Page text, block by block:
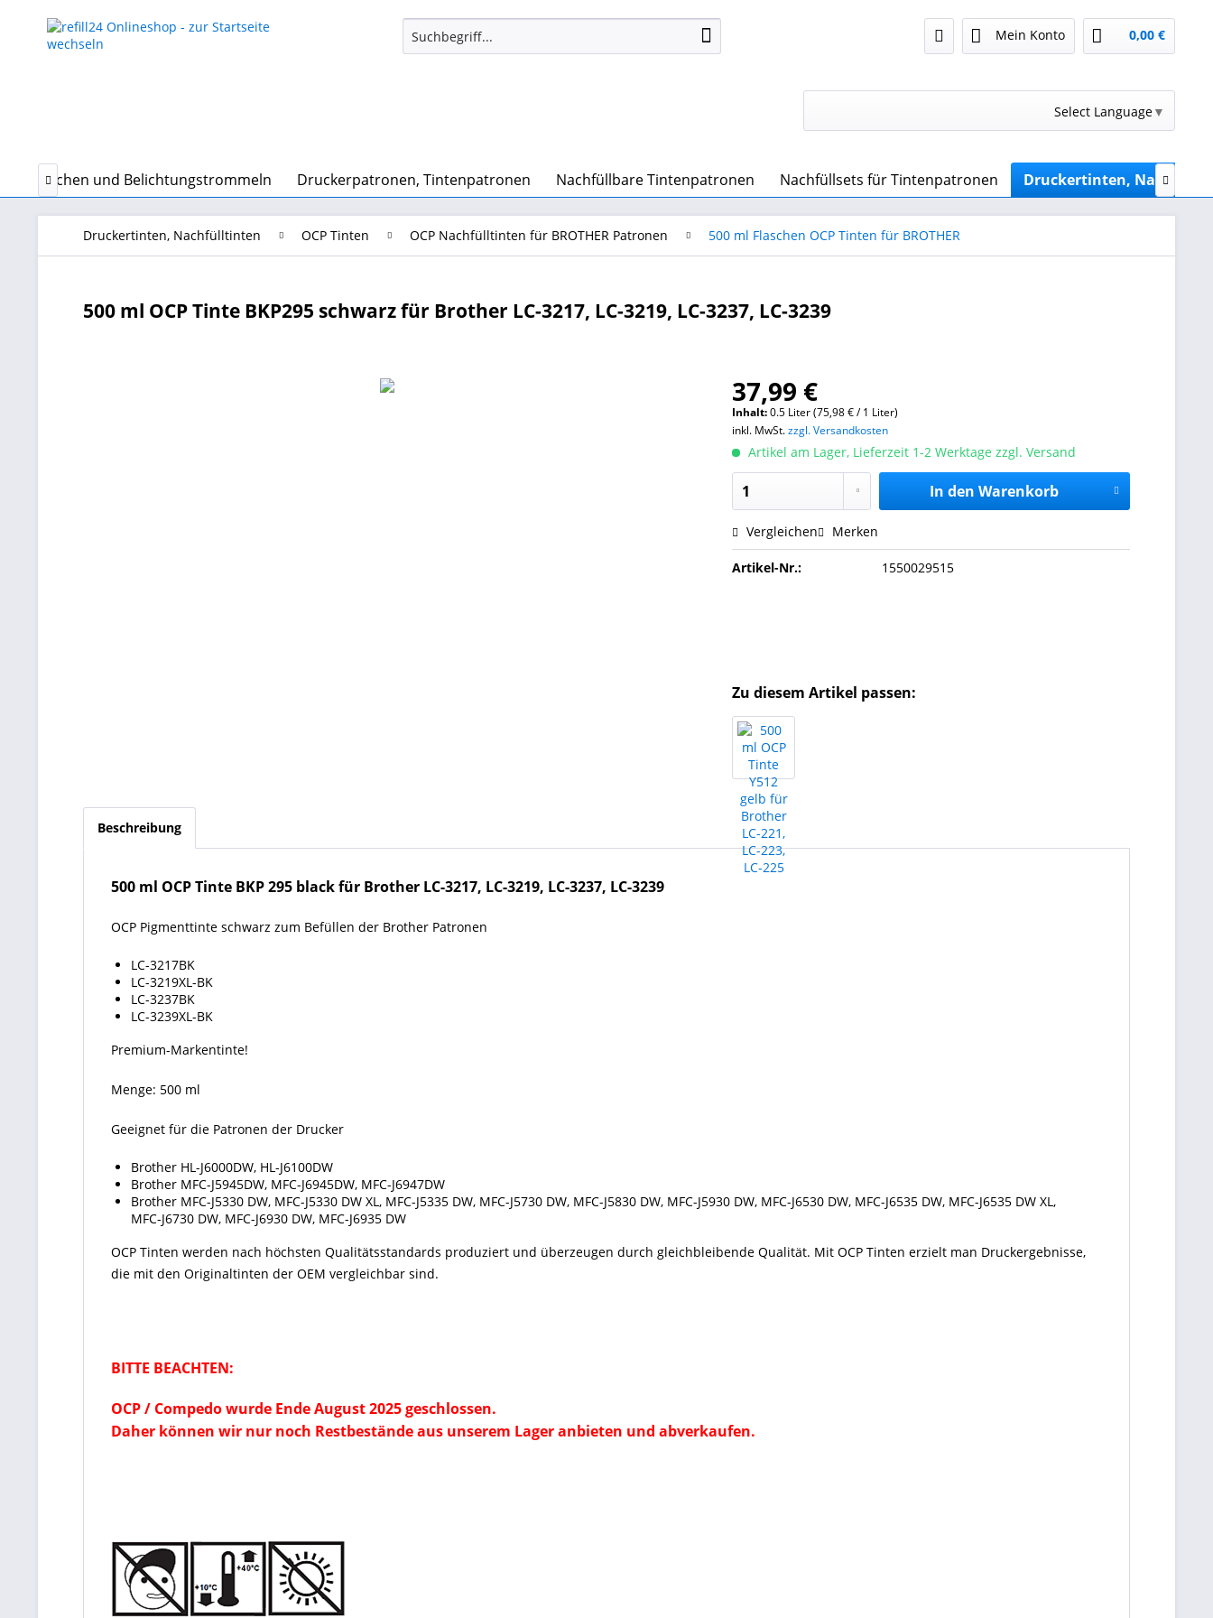
Mein Konto 0,00 €
Select Language▼
und Belichtungstrommeln Druckerpatronen, Tintenpatronen Nachfüllbare Tintenpatronen Nachfüllsets für Tintenpatronen Druckertinten,
 
Druckertinten, Nachfülltinten OCP Tinten OCP Nachfülltinten für BROTHER Patronen 500 ml Flaschen OCP Tinten für BROTHER
500 ml OCP Tinte BKP295 schwarz für Brother LC-3217, LC-3219, LC-3237, LC-3239
37,99 €
Inhalt:0.5 Liter (75,98 € / 1 Liter)
inkl. MwSt.zzgl. Versandkosten
Artikel am Lager, Lieferzeit 1-2 Werktage zzgl. Versand
In den Warenkorb
Vergleichen Merken
Artikel-Nr.: 1550029515
Zu diesem Artikel passen:
Beschreibung
500 ml OCP Tinte BKP 295 black für Brother LC-3217, LC-3219, LC-3237, LC-3239
OCP Pigmenttinte schwarz zum Befüllen der Brother Patronen
LC-3217BK
LC-3219XL-BK
LC-3237BK
LC-3239XL-BK
Premium-Markentinte!
Menge: 500 ml
Geeignet für die Patronen der Drucker
Brother HL-J6000DW, HL-J6100DW
Brother MFC-J5945DW, MFC-J6945DW, MFC-J6947DW
Brother MFC-J5330 DW, MFC-J5330 DW XL, MFC-J5335 DW, MFC-J5730 DW, MFC-J5830 DW, MFC-J5930 DW, MFC-J6530 DW, MFC-J6535 DW, MFC-J6535 DW XL,
MFC-J6730 DW, MFC-J6930 DW, MFC-J6935 DW
OCP Tinten werden nach höchsten Qualitätsstandards produziert und überzeugen durch gleichbleibende Qualität. Mit OCP Tinten erzielt man Druckergebnisse,
die mit den Originaltinten der OEM vergleichbar sind.
BITTE BEACHTEN:
OCP / Compedo wurde Ende August 2025 geschlossen.
Daher können wir nur noch Restbestände aus unserem Lager anbieten und abverkaufen.